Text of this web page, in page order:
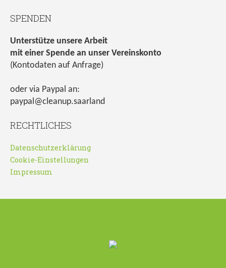
SPENDEN
Unterstütze unsere Arbeit
mit einer Spende an unser Vereinskonto
(Kontodaten auf Anfrage)
oder via Paypal an:
paypal@cleanup.saarland
RECHTLICHES
Datenschutzerklärung
Cookie-Einstellungen
Impressum